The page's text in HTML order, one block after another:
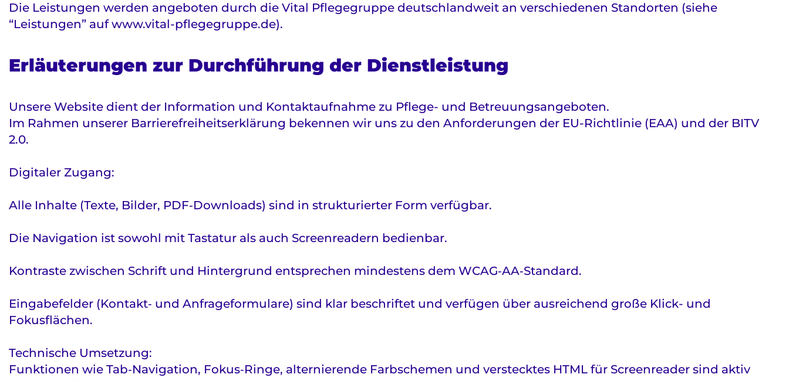
Die Leistungen werden angeboten durch die Vital Pflegegruppe deutschlandweit an verschiedenen Standorten (siehe
“Leistungen” auf www.vital-pflegegruppe.de).
Erläuterungen zur Durchführung der Dienstleistung
Unsere Website dient der Information und Kontaktaufnahme zu Pflege- und Betreuungsangeboten.
Im Rahmen unserer Barrierefreiheitserklärung bekennen wir uns zu den Anforderungen der EU-Richtlinie (EAA) und der BITV
2.0.
Digitaler Zugang:
Alle Inhalte (Texte, Bilder, PDF‑Downloads) sind in strukturierter Form verfügbar.
Die Navigation ist sowohl mit Tastatur als auch Screenreadern bedienbar.
Kontraste zwischen Schrift und Hintergrund entsprechen mindestens dem WCAG‑AA‑Standard.
Eingabefelder (Kontakt‑ und Anfrageformulare) sind klar beschriftet und verfügen über ausreichend große Klick- und
Fokusflächen.
Technische Umsetzung:
Funktionen wie Tab‑Navigation, Fokus‑Ringe, alternierende Farbschemen und verstecktes HTML für Screenreader sind aktiv